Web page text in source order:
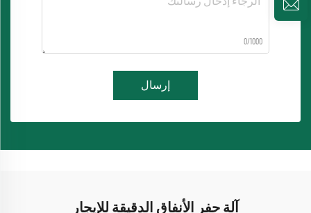
0/1000
إرسال
آلة حفر الأنفاق الدقيقة للإيجار